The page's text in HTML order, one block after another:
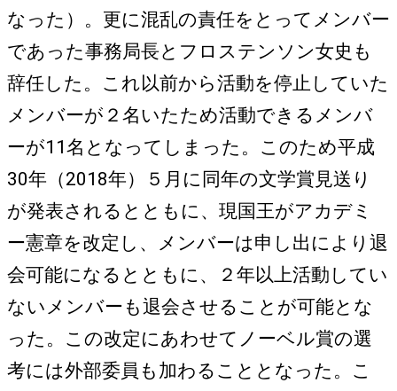
なった）。更に混乱の責任をとってメンバー
であった事務局長とフロステンソン女史も
辞任した。これ以前から活動を停止していた
メンバーが２名いたため活動できるメンバ
ーが11名となってしまった。このため平成
30年（2018年）５月に同年の文学賞見送り
が発表されるとともに、現国王がアカデミ
ー憲章を改定し、メンバーは申し出により退
会可能になるとともに、２年以上活動してい
ないメンバーも退会させることが可能とな
った。この改定にあわせてノーベル賞の選
考には外部委員も加わることとなった。こ